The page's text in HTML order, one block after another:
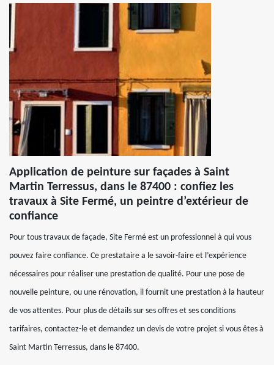
Application de peinture sur façades à Saint
Martin Terressus, dans le 87400 : confiez les
travaux à Site Fermé, un peintre d’extérieur de
confiance
Pour tous travaux de façade, Site Fermé est un professionnel à qui vous
pouvez faire confiance. Ce prestataire a le savoir-faire et l’expérience
nécessaires pour réaliser une prestation de qualité. Pour une pose de
nouvelle peinture, ou une rénovation, il fournit une prestation à la hauteur
de vos attentes. Pour plus de détails sur ses offres et ses conditions
tarifaires, contactez-le et demandez un devis de votre projet si vous êtes à
Saint Martin Terressus, dans le 87400.